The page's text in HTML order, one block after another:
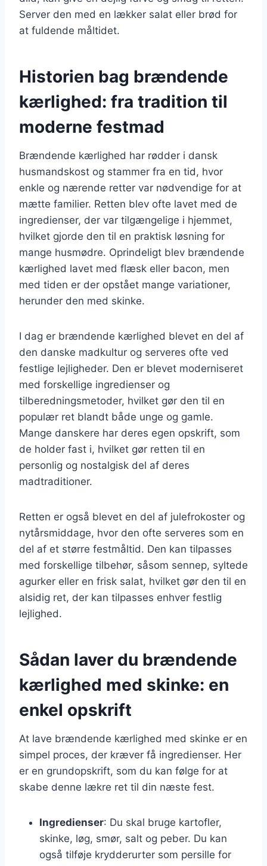
Server den med en lækker salat eller brød for
at fuldende måltidet.
Historien bag brændende
kærlighed: fra tradition til
moderne festmad
Brændende kærlighed har rødder i dansk
husmandskost og stammer fra en tid, hvor
enkle og nærende retter var nødvendige for at
mætte familier. Retten blev ofte lavet med de
ingredienser, der var tilgængelige i hjemmet,
hvilket gjorde den til en praktisk løsning for
mange husmødre. Oprindeligt blev brændende
kærlighed lavet med flæsk eller bacon, men
med tiden er der opstået mange variationer,
herunder den med skinke.
I dag er brændende kærlighed blevet en del af
den danske madkultur og serveres ofte ved
festlige lejligheder. Den er blevet moderniseret
med forskellige ingredienser og
tilberedningsmetoder, hvilket gør den til en
populær ret blandt både unge og gamle.
Mange danskere har deres egen opskrift, som
de holder fast i, hvilket gør retten til en
personlig og nostalgisk del af deres
madtraditioner.
Retten er også blevet en del af julefrokoster og
nytårsmiddage, hvor den ofte serveres som en
del af et større festmåltid. Den kan tilpasses
med forskellige tilbehør, såsom sennep, syltede
agurker eller en frisk salat, hvilket gør den til en
alsidig ret, der kan tilpasses enhver festlig
lejlighed.
Sådan laver du brændende
kærlighed med skinke: en
enkel opskrift
At lave brændende kærlighed med skinke er en
simpel proces, der kræver få ingredienser. Her
er en grundopskrift, som du kan følge for at
skabe denne lækre ret til din næste fest.
Ingredienser: Du skal bruge kartofler,
skinke, løg, smør, salt og peber. Du kan
også tilføje krydderurter som persille for